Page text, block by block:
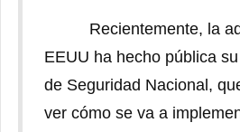
Recientemente, la
EEUU ha hecho pública
de Seguridad Nacional,
ver cómo se va a